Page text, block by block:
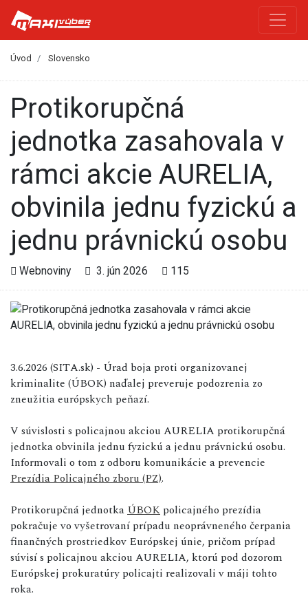
Úvod Slovensko
Protikorupčná
jednotka zasahovala v
rámci akcie AURELIA,
obvinila jednu fyzickú a
jednu právnickú osobu
Webnoviny 3. jún 2026 115
3.6.2026 (SITA.sk) - Úrad boja proti organizovanej
kriminalite (ÚBOK) naďalej preveruje podozrenia zo
zneužitia európskych peňazí.
V súvislosti s policajnou akciou AURELIA protikorupčná
jednotka obvinila jednu fyzickú a jednu právnickú osobu.
Informovali o tom z odboru komunikácie a prevencie
Prezídia Policajného zboru (PZ).
Protikorupčná jednotka ÚBOK policajného prezídia
pokračuje vo vyšetrovaní prípadu neoprávneného čerpania
finančných prostriedkov Európskej únie, pričom prípad
súvisí s policajnou akciou AURELIA, ktorú pod dozorom
Európskej prokuratúry policajti realizovali v máji tohto
roka.